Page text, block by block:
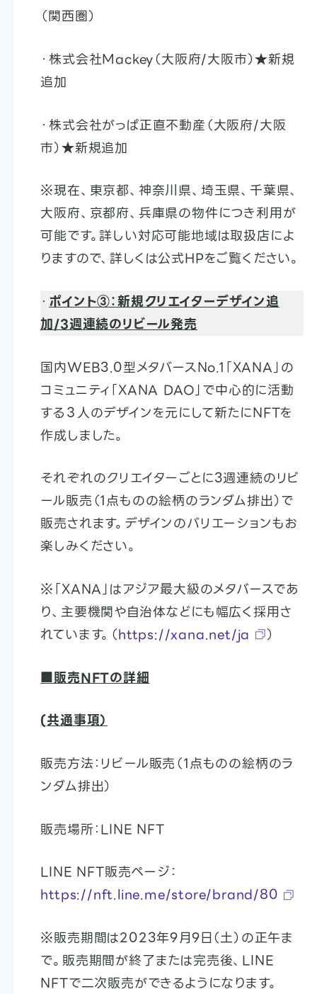
（関西圏）
・株式会社Mackey（大阪府/大阪市）★新規
追加
・株式会社がっぱ正直不動産（大阪府/大阪
市）★新規追加
※現在、東京都、神奈川県、埼玉県、千葉県、
大阪府、京都府、兵庫県の物件につき利用が
可能です。詳しい対応可能地域は取扱店によ
りますので、詳しくは公式HPをご覧ください。
・ポイント③：新規クリエイターデザイン追
加/3週連続のリビール発売
国内WEB3.0型メタバースNo.1「XANA」の
コミュニティ「XANA DAO」で中心的に活動
する３人のデザインを元にして新たにNFTを
作成しました。
それぞれのクリエイターごとに3週連続のリビ
ール販売（1点ものの絵柄のランダム排出）で
販売されます。デザインのバリエーションもお
楽しみください。
※「XANA」はアジア最大級のメタバースであ
り、主要機関や自治体などにも幅広く採用さ
れています。（https://xana.net/ja ）
■販売NFTの詳細
(共通事項）
販売方法：リビール販売（1点ものの絵柄のラ
ンダム排出）
販売場所：LINE NFT
LINE NFT販売ページ：
https://nft.line.me/store/brand/80
※販売期間は2023年9月9日（土）の正午ま
で。販売期間が終了または完売後、LINE
NFTで二次販売ができるようになります。